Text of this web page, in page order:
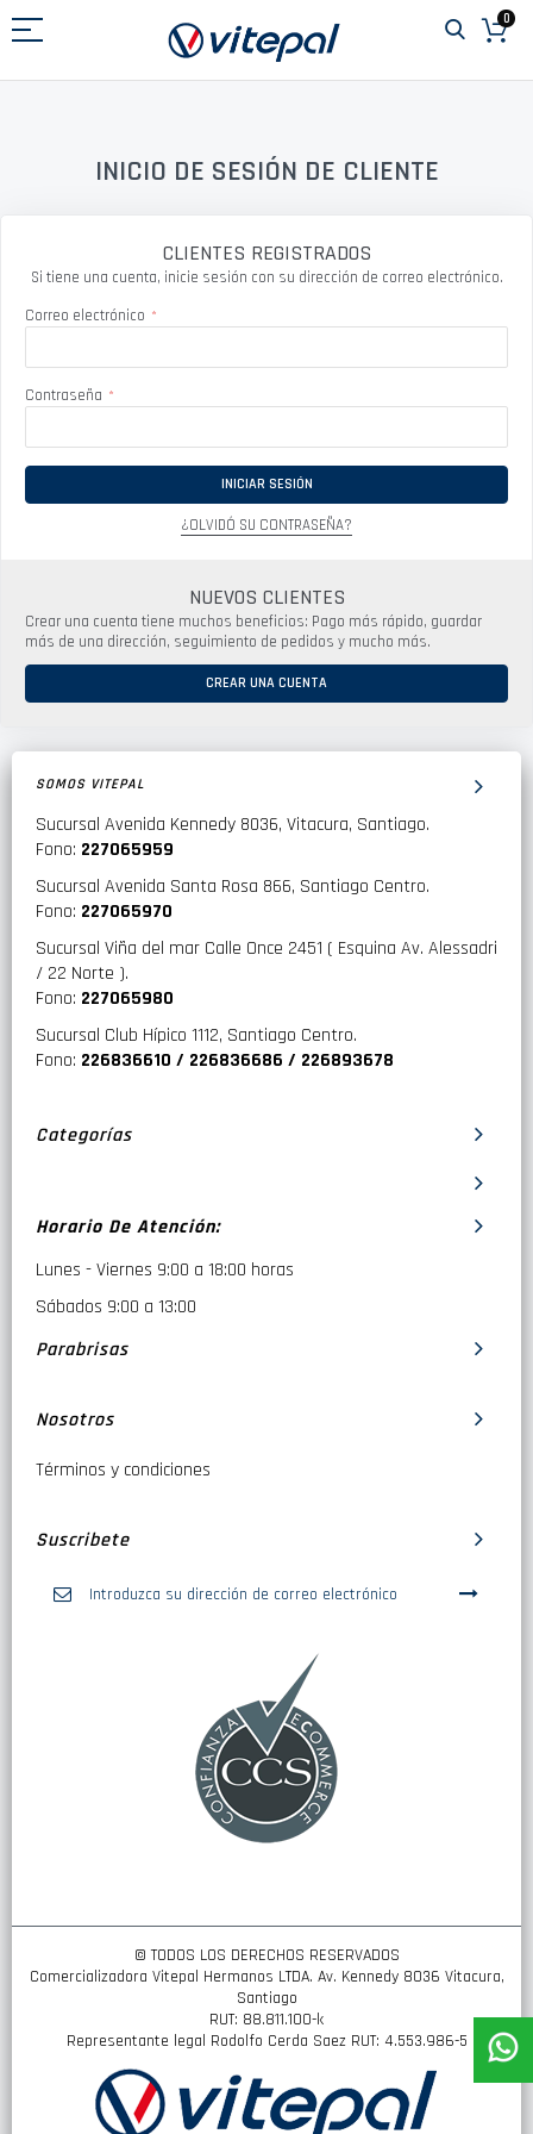
al
0
INICIO DE SESIÓN DE CLIENTE
CLIENTES REGISTRADOS
Si tiene una cuenta, inicie sesión con su dirección de correo electrónico.
Correo electrónico
Contraseña
INICIAR SESIÓN
¿OLVIDÓ SU CONTRASEÑA?
NUEVOS CLIENTES
Crear una cuenta tiene muchos beneficios: Pago más rápido, guardar
más de una dirección, seguimiento de pedidos y mucho más.
CREAR UNA CUENTA
SOMOS VITEPAL
Sucursal Avenida Kennedy 8036, Vitacura, Santiago.
Fono: 227065959
Sucursal Avenida Santa Rosa 866, Santiago Centro.
Fono: 227065970
Sucursal Viña del mar Calle Once 2451 ( Esquina Av. Alessadri
/ 22 Norte ).
Fono: 227065980
Sucursal Club Hípico 1112, Santiago Centro.
Fono: 226836610 / 226836686 / 226893678
Categorías
Horario De Atención:
Lunes - Viernes 9:00 a 18:00 horas
Sábados 9:00 a 13:00
Parabrisas
Nosotros
Términos y condiciones
Suscribete
© TODOS LOS DERECHOS RESERVADOS
Comercializadora Vitepal Hermanos LTDA. Av. Kennedy 8036 Vitacura,
Santiago
RUT: 88.811.100-k
Representante legal Rodolfo Cerda Saez RUT: 4.553.986-5